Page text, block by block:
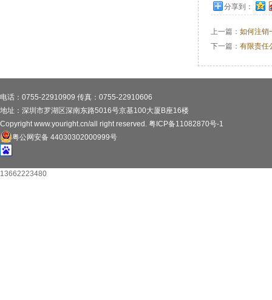
分享到：
上一篇： 如何注销
下一篇： 有限责任
电话：0755-22910909 传真：0755-22910606
地址：深圳市罗湖区深南东路5016号京基100大厦B座16楼
Copyright www.youright.cn/all right reserved. 粤ICP备11082870号-1
粤公网安备 44030302000999号
13662223480